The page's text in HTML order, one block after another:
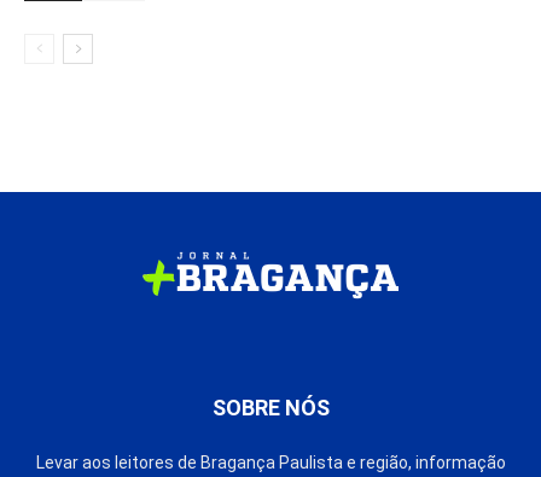
SOBRE NÓS
Levar aos leitores de Bragança Paulista e região, informação